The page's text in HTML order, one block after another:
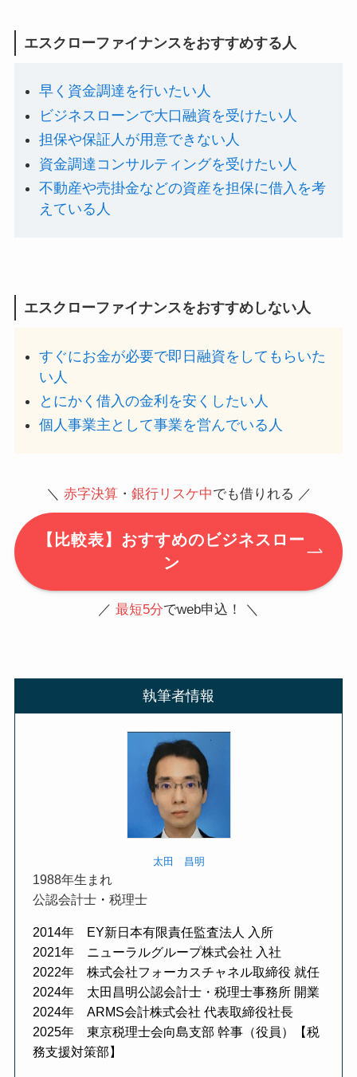
エスクローファイナンスをおすすめする人
早く資金調達を行いたい人
ビジネスローンで大口融資を受けたい人
担保や保証人が用意できない人
資金調達コンサルティングを受けたい人
不動産や売掛金などの資産を担保に借入を考
えている人
エスクローファイナンスをおすすめしない人
すぐにお金が必要で即日融資をしてもらいた
い人
とにかく借入の金利を安くしたい人
個人事業主として事業を営んでいる人
＼ 赤字決算・ 銀行リスケ中でも借りれる ／
【比較表】おすすめのビジネスロー
ン
／ 最短5分でweb申込！ ＼
執筆者情報
太田 昌明
1988年生まれ
公認会計士 ・税理士
2014年 EY新日本有限責任監査法人 入所
2021年 ニューラルグループ株式会社 入社
2022年 株式会社フォーカスチャネル取締役 就任
2024年 太田昌明公認会計士・税理士事務所 開業
2024年 ARMS会計株式会社 代表取締役社長
2025年 東京税理士会向島支部 幹事（役員）【税
務支援対策部】